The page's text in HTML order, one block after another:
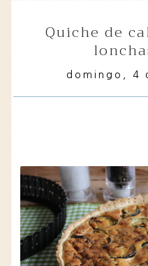
quiche de calabacin, puerro y
domingo, 4